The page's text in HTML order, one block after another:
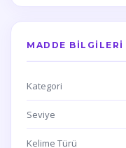
MADDE BILGILERI
Kategori
Seviye
Kelime Türü